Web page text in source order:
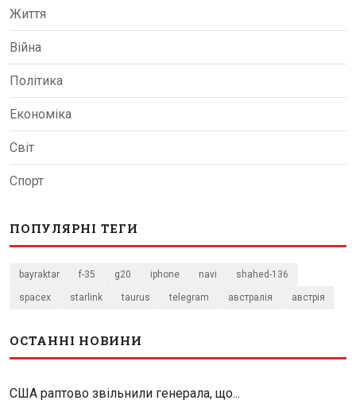
Життя
Війна
Політика
Економіка
Світ
Спорт
ПОПУЛЯРНІ ТЕГИ
bayraktar f-35 g20 iphone navi shahed-136
spacex starlink taurus telegram австралія австрія
ОСТАННІ НОВИНИ
США раптово звільнили генерала, що...